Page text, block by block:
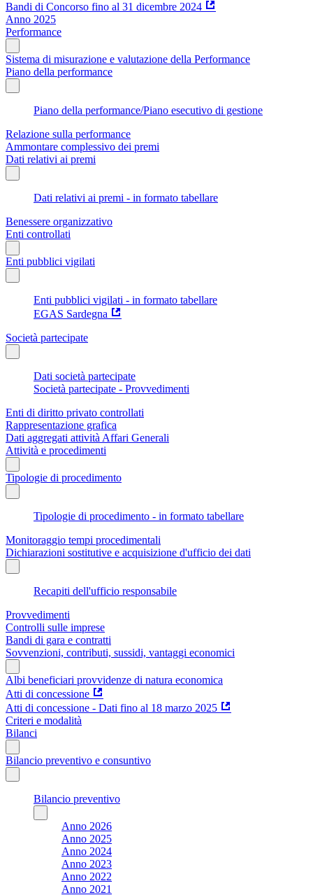
Bandi di Concorso fino al 31 dicembre 2024
Anno 2025
Performance
Sistema di misurazione e valutazione della Performance
Piano della performance
Piano della performance/Piano esecutivo di gestione
Relazione sulla performance
Ammontare complessivo dei premi
Dati relativi ai premi
Dati relativi ai premi - in formato tabellare
Benessere organizzativo
Enti controllati
Enti pubblici vigilati
Enti pubblici vigilati - in formato tabellare
EGAS Sardegna
Società partecipate
Dati società partecipate
Società partecipate - Provvedimenti
Enti di diritto privato controllati
Rappresentazione grafica
Dati aggregati attività Affari Generali
Attività e procedimenti
Tipologie di procedimento
Tipologie di procedimento - in formato tabellare
Monitoraggio tempi procedimentali
Dichiarazioni sostitutive e acquisizione d'ufficio dei dati
Recapiti dell'ufficio responsabile
Provvedimenti
Controlli sulle imprese
Bandi di gara e contratti
Sovvenzioni, contributi, sussidi, vantaggi economici
Albi beneficiari provvidenze di natura economica
Atti di concessione
Atti di concessione - Dati fino al 18 marzo 2025
Criteri e modalità
Bilanci
Bilancio preventivo e consuntivo
Bilancio preventivo
Anno 2026
Anno 2025
Anno 2024
Anno 2023
Anno 2022
Anno 2021